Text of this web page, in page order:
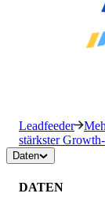
Leadfeeder
stärkster
Daten
DATEN